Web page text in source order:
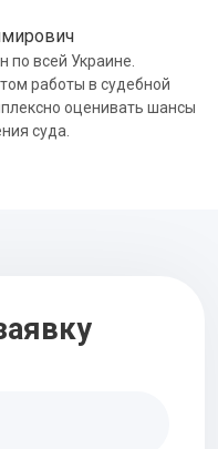
по всей Украине.
работы в судебной
оценивать шансы
суда.